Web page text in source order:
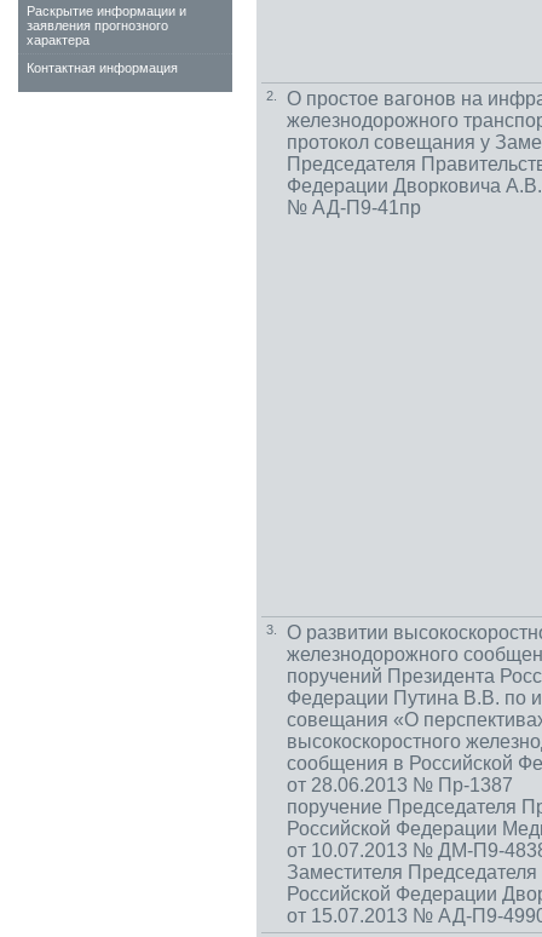
Раскрытие информации и
заявления прогнозного
характера
Контактная информация
2.
О простое вагонов на
железнодорожного
протокол совещания у
Председателя
Федерации Дворковича
№ АД-П9-41пр
3.
О развитии
железнодорожного
поручений Президента
Федерации Путина В.В. по
совещания «О
высокоскоростного
сообщения в Российской
от 28.06.2013 № Пр-1387
поручение Председателя
Российской Федерации
от 10.07.2013 № ДМ-П9-
Заместителя
Российской Федерации
от 15.07.2013 № АД-П9-